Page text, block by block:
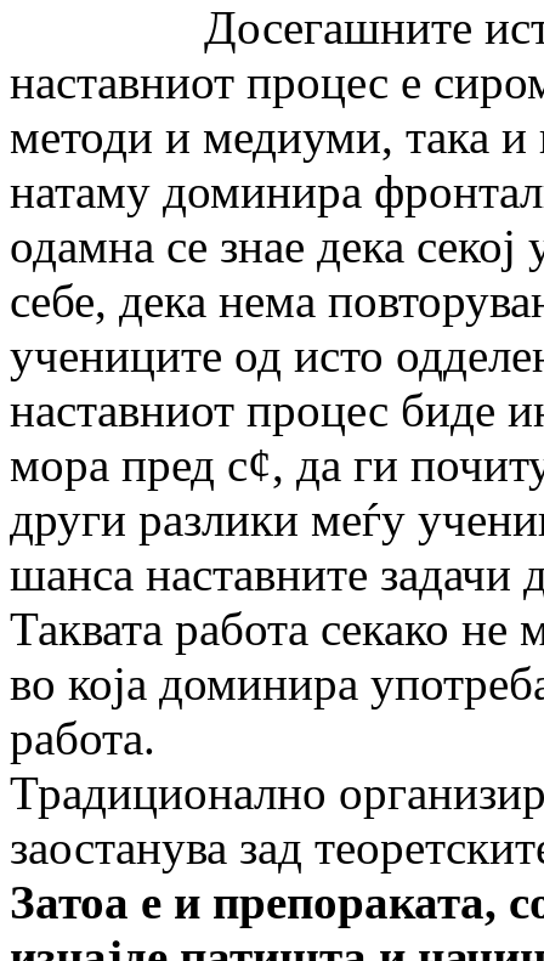
Досегашните
наставниот процес е
методи и медиуми, така
натаму доминира
одамна се знае дека
себе, дека нема
учениците од исто
наставниот процес биде
мора пред с¢, да ги
други разлики меѓу
шанса наставните задачи
Таквата работа секако не
во која доминира
работа.
Традиционално
заостанува зад
Затоа е и препораката,